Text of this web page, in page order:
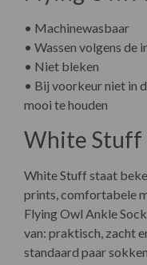
• Machinewasbaar
• Wassen volgens de
• Niet bleken
• Bij voorkeur niet in
mooi te houden
White Stuff
White Stuff staat
prints, comfortabele
Flying Owl Ankle
van: praktisch, zacht
standaard paar sokken.